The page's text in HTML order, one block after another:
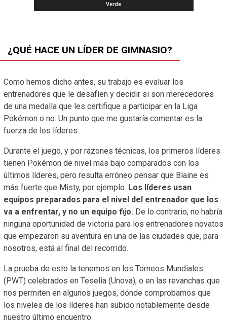
Verde
¿QUÉ HACE UN LÍDER DE GIMNASIO?
Como hemos dicho antes, su trabajo es evaluar los
entrenadores que le desafíen y decidir si son merecedores
de una medalla que les certifique a participar en la Liga
Pokémon o no. Un punto que me gustaría comentar es la
fuerza de los líderes.
Durante el juego, y por razones técnicas, los primeros líderes
tienen Pokémon de nivel más bajo comparados con los
últimos líderes, pero resulta erróneo pensar que Blaine es
más fuerte que Misty, por ejemplo. Los líderes usan
equipos preparados para el nivel del entrenador que los
va a enfrentar, y no un equipo fijo. De lo contrario, no habría
ninguna oportunidad de victoria para los entrenadores novatos
que empezaron su aventura en una de las ciudades que, para
nosotros, está al final del recorrido.
La prueba de esto la tenemos en los Torneos Mundiales
(PWT) celebrados en Teselia (Unova), o en las revanchas que
nos permiten en algunos juegos, dónde comprobamos que
los niveles de los líderes han subido notablemente desde
nuestro último encuentro.